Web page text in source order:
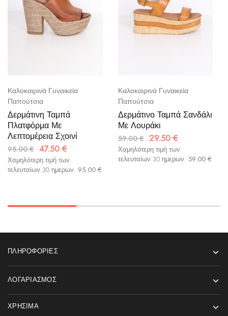
Καλοκαιρινά Γυναικεία
Παπούτσια
Δερμάτινη Ταμπά
Πλατφόρμα Με
Λεπτομέρεια Σχοινί
95.00€ 47.50 €
Χαμηλότερη τιμή των
τελευταίων 30 ημερων: 95.00 €
Καλοκαιρινά Γυναικεία
Παπούτσια
Δερμάτινο Ταμπά Σανδάλι
Με Λουράκι
59.00€ 29.50 €
Χαμηλότερη τιμή των
τελευταίων 30 ημερων: 59.00 €
ΠΛΗΡΟΦΟΡΊΕΣ
ΛΟΓΑΡΙΑΣΜΌΣ
ΧΡΉΣΙΜΑ